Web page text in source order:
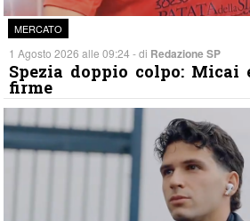
MERCATO
1 Agosto 2026 alle 09:24 - di Redazione SP
Spezia doppio colpo: Micai
firme